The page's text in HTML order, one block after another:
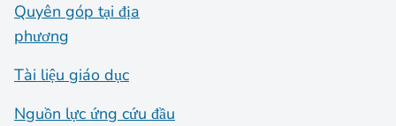
Quyên góp tại địa
phương
Tài liệu giáo dục
Nguồn lực ứng cứu đầu